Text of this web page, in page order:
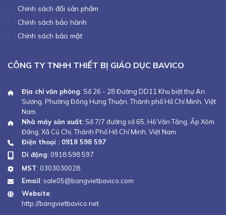
Chính sách đổi sản phẩm
Chính sách bảo hành
Chính sách bảo mật
CÔNG TY TNHH THIẾT BỊ GIÁO DỤC BAVICO
Địa chỉ văn phòng: Số 26 - 28 Đường DD11 Khu biệt thự An
Sương, Phường Đông Hưng Thuận, Thành phố Hồ Chí Minh, Việt
Nam
Nhà máy sản xuất: Số 7/7 đường số 65, Hồ Văn Tắng, Ấp Xóm
Đồng, Xã Củ Chi, Thành Phố Hồ Chí Minh, Việt Nam
Điện thoại : 0918 598 597
Di động: 0918 598 597
MST: 0303030028
Email: sale05@bangvietbavico.com
Website:
http://bangvietbavico.net